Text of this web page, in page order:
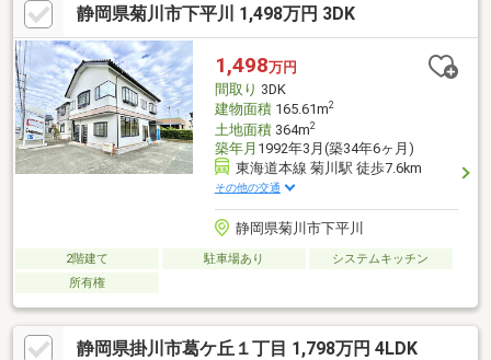
ューズボックス交換、クロス張替え●その他設備給湯器交換、イ
ンターホン設置、火災警報器設置、照明器具交換【おすすめポイ
ント】・本物件は条件により住宅ローン減税が適用されます。・
雨漏り、構造上主要な部分の欠陥や・腐食、給排水管の故障や漏
水についてお引渡しよ
静岡県菊川市下平川 1,498万円 3DK
1,498万円
間取り 3DK
建物面積165.61m2
土地面積364m2
築年月 1992年3月(築34年6ヶ月)
東海道本線 菊川駅 徒歩7.6km
その他の交通
静岡県菊川市下平川
2階建て 駐車場あり
システムキッチン
所有権
静岡県掛川市葛ケ丘１丁目 1,798万円 4LDK